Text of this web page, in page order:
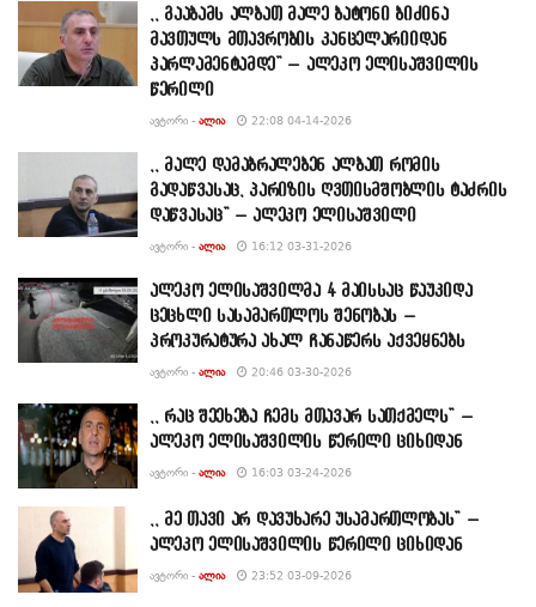
,, გააბამს ალბათ მალე ბატონი ბიძინა
მავთულს მთავრობის კანცელარიიდან
პარლამენტამდე” – ალეკო ელისაშვილის
წერილი
ᲐᲕᲢᲝᲠᲘ - ᲐᲚᲘᲐ 22:08 04-14-2026
,, მალე დამაბრალებენ ალბათ რომის
გადაწვასაც, პარიზის ღვთისმშობლის ტაძრის
დაწვასაც” – ალეკო ელისაშვილი
ᲐᲕᲢᲝᲠᲘ - ᲐᲚᲘᲐ 16:12 03-31-2026
ალეკო ელისაშვილმა 4 მაისსაც წაუკიდა
ცეცხლი სასამართლოს შენობას –
პროკურატურა ახალ ჩანაწერს აქვეყნებს
ᲐᲕᲢᲝᲠᲘ - ᲐᲚᲘᲐ 20:46 03-30-2026
,, რაც შეეხება ჩემს მთავარ სათქმელს” –
ალეკო ელისაშვილის წერილი ციხიდან
ᲐᲕᲢᲝᲠᲘ - ᲐᲚᲘᲐ 16:03 03-24-2026
,, მე თავი არ დავუხარე უსამართლობას” –
ალეკო ელისაშვილის წერილი ციხიდან
ᲐᲕᲢᲝᲠᲘ - ᲐᲚᲘᲐ 23:52 03-09-2026